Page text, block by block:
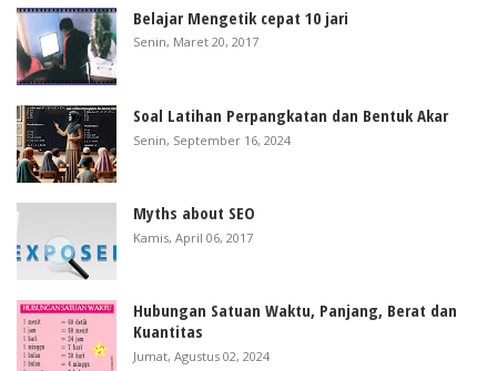
Belajar Mengetik cepat 10 jari
Senin, Maret 20, 2017
Soal Latihan Perpangkatan dan Bentuk Akar
Senin, September 16, 2024
Myths about SEO
Kamis, April 06, 2017
Hubungan Satuan Waktu, Panjang, Berat dan
Kuantitas
Jumat, Agustus 02, 2024